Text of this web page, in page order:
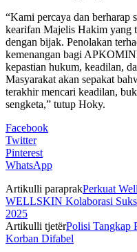
“Kami percaya dan berharap
kearifan Majelis Hakim yang
dengan bijak. Penolakan
kemenangan bagi
kepastian hukum, keadilan,
Masyarakat akan sepakat
terakhir mencari keadilan,
sengketa,” tutup Hoky.
Facebook
Twitter
Pinterest
WhatsApp
Artikulli paraprakPerkuat
WELLSKIN Kolaborasi
2025
Artikulli tjetërPolisi Tangkap
Korban Difabel